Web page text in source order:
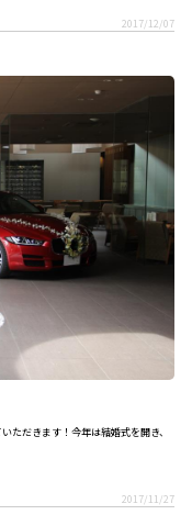
2017/12/07
ただきます！今年は結婚式を開き、
2017/11/27